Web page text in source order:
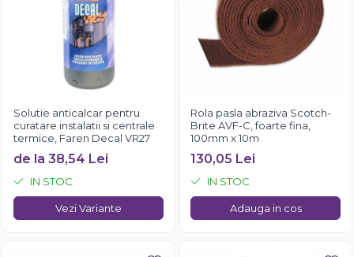
Solutie anticalcar pentru
curatare instalatii si centrale
termice, Faren Decal VR27
de la 38,54 Lei
IN STOC
Vezi Variante
Rola pasla abraziva Scotch-
Brite AVF-C, foarte fina,
100mm x 10m
130,05 Lei
IN STOC
Adauga in cos